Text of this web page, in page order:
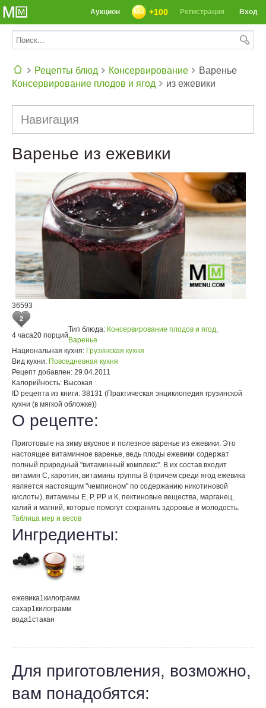
Вход
Регистрация
+100
Аукцион
Рецепты блюд
Консервирование
Консервирование плодов и ягод
Варенье
из ежевики
Навигация
Варенье из ежевики
36593
2
4 часа20 порций
Тип блюда: Консервирование плодов и ягод,
Варенье
Национальная кухня: Грузинская кухня
Вид кухни: Повседневная кухня
Рецепт добавлен: 29.04.2011
Калорийность: Высокая
ID рецепта из книги: 38131 (Практическая энциклопедия грузинской
кухни (в мягкой обложке))
О рецепте:
Приготовьте на зиму вкусное и полезное варенье из ежевики. Это
настоящее витаминное варенье, ведь плоды ежевики содержат
полный природный "витаминный комплекс". В их состав входит
витамин С, каротин, витамины группы В (причем среди ягод ежевика
является настоящим "чемпионом" по содержанию никотиновой
кислоты), витамины Е, Р, РР и К, пектиновые вещества, марганец,
калий и магний, которые помогут сохранить здоровье и молодость.
Таблица мер и весов
Ингредиенты:
ежевика1килограмм
сахар1килограмм
вода1стакан
Для приготовления, возможно,
вам понадобятся: